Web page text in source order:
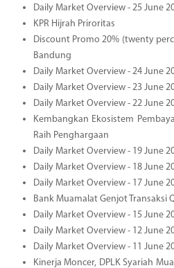
Daily Market Overview - 25 June
KPR Hijrah Priroritas
Discount Promo 20% (twenty
Bandung
Daily Market Overview - 24 June
Daily Market Overview - 23 June
Daily Market Overview - 22 June
Kembangkan Ekosistem
Raih Penghargaan
Daily Market Overview - 19 June
Daily Market Overview - 18 June
Daily Market Overview - 17 June
Bank Muamalat Genjot Transaksi
Daily Market Overview - 15 June
Daily Market Overview - 12 June
Daily Market Overview - 11 June
Kinerja Moncer, DPLK Syariah